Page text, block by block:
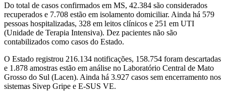
Do total de casos confirmados em MS, 42.384 são considerados
recuperados e 7.708 estão em isolamento domiciliar. Ainda há 579
pessoas hospitalizadas, 328 em leitos clínicos e 251 em UTI
(Unidade de Terapia Intensiva). Dez pacientes não são
contabilizados como casos do Estado.
O Estado registrou 216.134 notificações, 158.754 foram descartadas
e 1.878 amostras estão em análise no Laboratório Central de Mato
Grosso do Sul (Lacen). Ainda há 3.927 casos sem encerramento nos
sistemas Sivep Gripe e E-SUS VE.